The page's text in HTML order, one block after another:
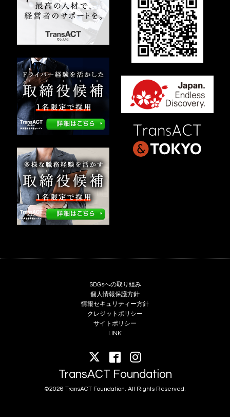
SDGsへの取り組み
個人情報保護方針
情報セキュリティー方針
クレジットポリシー
サイトポリシー
LINK
TransACT Foundation
©2026 TransACT Foundation. All Rights Reserved.